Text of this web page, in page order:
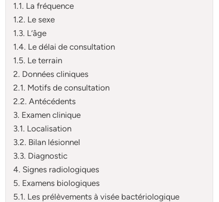
1.1. La fréquence
1.2. Le sexe
1.3. L’âge
1.4. Le délai de consultation
1.5. Le terrain
2. Données cliniques
2.1. Motifs de consultation
2.2. Antécédents
3. Examen clinique
3.1. Localisation
3.2. Bilan lésionnel
3.3. Diagnostic
4. Signes radiologiques
5. Examens biologiques
5.1. Les prélèvements à visée bactériologique